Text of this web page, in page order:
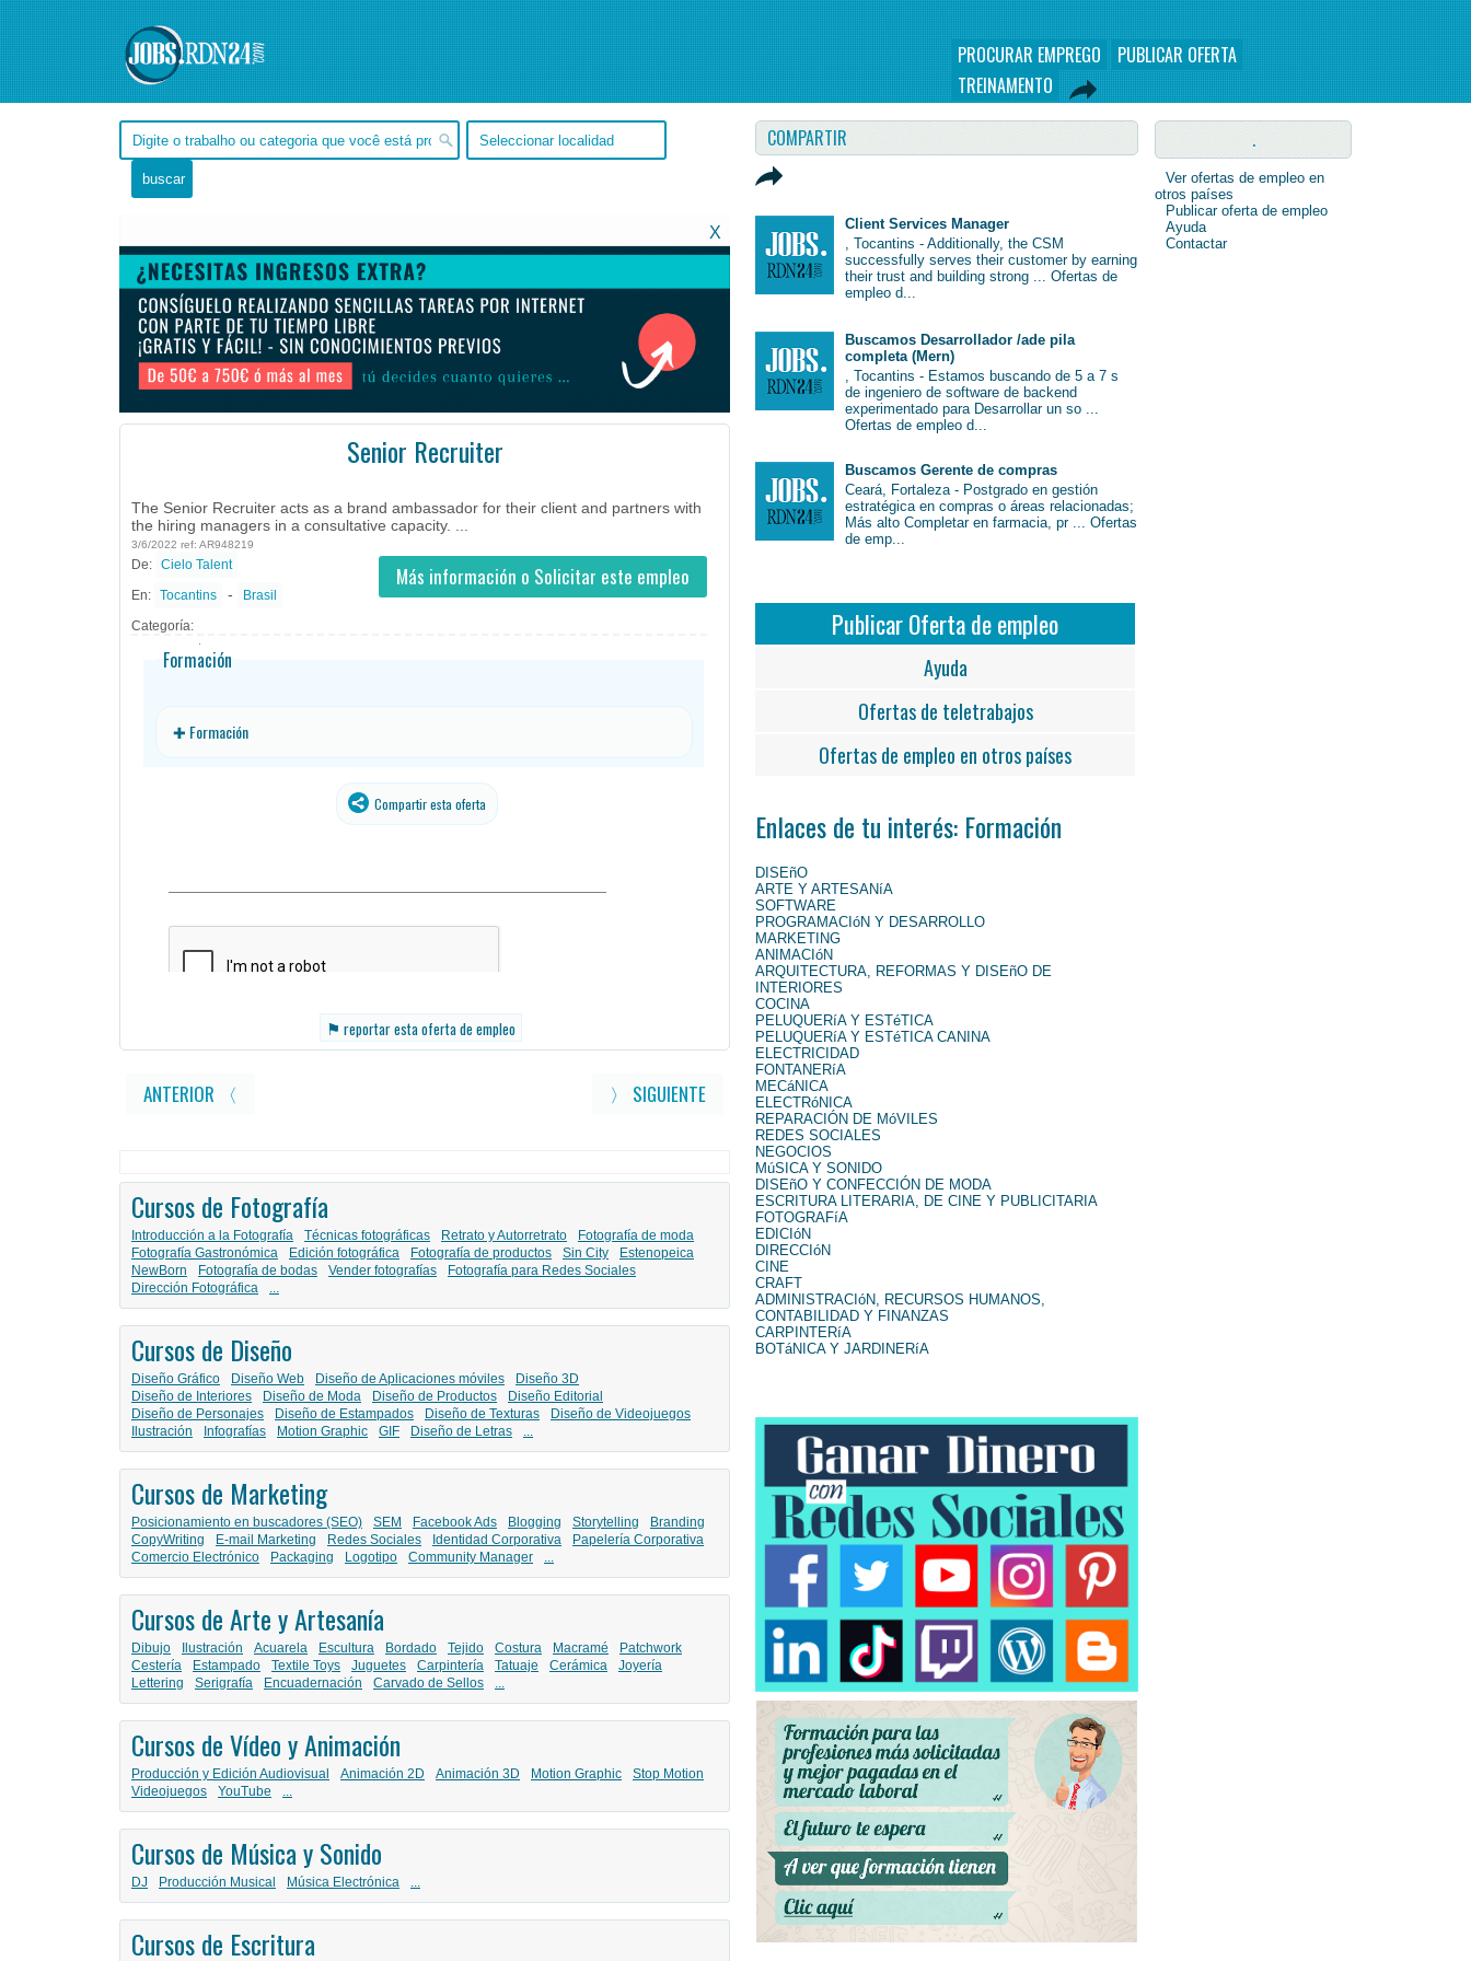
PROCURAR EMPREGO
PUBLICAR OFERTA
TREINAMENTO
X
Senior Recruiter
The Senior Recruiter acts as a brand ambassador for their client and partners with
the hiring managers in a consultative capacity. ...
3/6/2022 ref: AR948219
Más información o Solicitar este empleo
De: Cielo Talent
En: Tocantins -
Brasil
Categoría:
Formación
✚ Formación
Compartir esta oferta
⚑ reportar esta oferta de empleo
ANTERIOR 〈 〉 SIGUIENTE
Cursos de Fotografía
Introducción a la Fotografía Técnicas fotográficas Retrato y Autorretrato
Fotografía de moda
Fotografía Gastronómica
Edición fotográfica Fotografía de productos Sin City
Estenopeica
NewBorn
Fotografía de bodas Vender fotografías
Fotografía para Redes Sociales
Dirección Fotográfica
...
Cursos de Diseño
Diseño Gráfico Diseño Web Diseño de Aplicaciones móviles
Diseño 3D
Diseño de Interiores
Diseño de Moda Diseño de Productos
Diseño Editorial
Diseño de Personajes
Diseño de Estampados Diseño de Texturas
Diseño de Videojuegos
Ilustración
Infografías Motion Graphic GIF Diseño de Letras ...
Cursos de Marketing
Posicionamiento en buscadores (SEO) SEM Facebook Ads Blogging Storytelling
Branding
CopyWriting
E-mail Marketing Redes Sociales Identidad Corporativa
Papelería Corporativa
Comercio Electrónico
Packaging Logotipo Community Manager ...
Cursos de Arte y Artesanía
Dibujo Ilustración Acuarela Escultura Bordado Tejido Costura Macramé
Patchwork
Cestería
Estampado Textile Toys Juguetes Carpintería Tatuaje Cerámica
Joyería
Lettering
Serigrafía Encuadernación Carvado de Sellos ...
Cursos de Vídeo y Animación
Producción y Edición Audiovisual Animación 2D Animación 3D Motion Graphic
Stop Motion
Videojuegos
YouTube ...
Cursos de Música y Sonido
DJ Producción Musical Música Electrónica ...
Cursos de Escritura
COMPARTIR
Client Services Manager
, Tocantins - Additionally, the CSM
successfully serves their customer by earning
their trust and building strong ... Ofertas de
empleo d...
Buscamos Desarrollador /ade pila
completa (Mern)
, Tocantins - Estamos buscando de 5 a 7 s
de ingeniero de software de backend
experimentado para Desarrollar un so ...
Ofertas de empleo d...
Buscamos Gerente de compras
Ceará, Fortaleza - Postgrado en gestión
estratégica en compras o áreas relacionadas;
Más alto Completar en farmacia, pr ... Ofertas
de emp...
Publicar Oferta de empleo
Ayuda
Ofertas de teletrabajos
Ofertas de empleo en otros países
Enlaces de tu interés: Formación
DISEñO
ARTE Y ARTESANíA
SOFTWARE
PROGRAMACIóN Y DESARROLLO
MARKETING
ANIMACIóN
ARQUITECTURA, REFORMAS Y DISEñO DE
INTERIORES
COCINA
PELUQUERíA Y ESTéTICA
PELUQUERíA Y ESTéTICA CANINA
ELECTRICIDAD
FONTANERíA
MECáNICA
ELECTRóNICA
REPARACIÓN DE MóVILES
REDES SOCIALES
NEGOCIOS
MúSICA Y SONIDO
DISEñO Y CONFECCIÓN DE MODA
ESCRITURA LITERARIA, DE CINE Y PUBLICITARIA
FOTOGRAFíA
EDICIóN
DIRECCIóN
CINE
CRAFT
ADMINISTRACIóN, RECURSOS HUMANOS,
CONTABILIDAD Y FINANZAS
CARPINTERíA
BOTáNICA Y JARDINERíA
.
Ver ofertas de empleo en
otros países
Publicar oferta de empleo
Ayuda
Contactar